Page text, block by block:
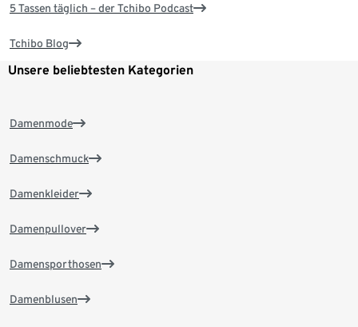
5 Tassen täglich – der Tchibo Podcast
Tchibo Blog
Unsere beliebtesten Kategorien
Damenmode
Damenschmuck
Damenkleider
Damenpullover
Damensporthosen
Damenblusen